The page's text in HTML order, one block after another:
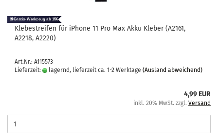
Kle­be­strei­fen für iPho­ne 11 Pro Max Akku Kle­ber (A2161,
A2218, A2220)
Art.Nr.: A115573
Lieferzeit:
lagernd, lieferzeit ca. 1-2 Werktage (Ausland abweichend)
4,99 EUR
inkl. 20% MwSt. zzgl. Versand